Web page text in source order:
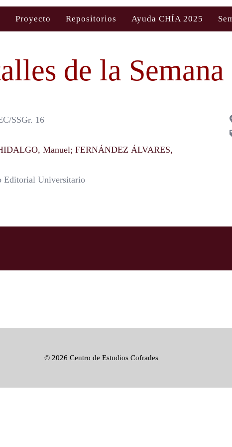
Proyecto Repositorios Ayuda CHÍA 2025
de la
SSGr. 16
Manuel; FERNÁNDEZ ÁLVARES,
Editorial Universitario
© 2026 Centro de Estudios Cofrades